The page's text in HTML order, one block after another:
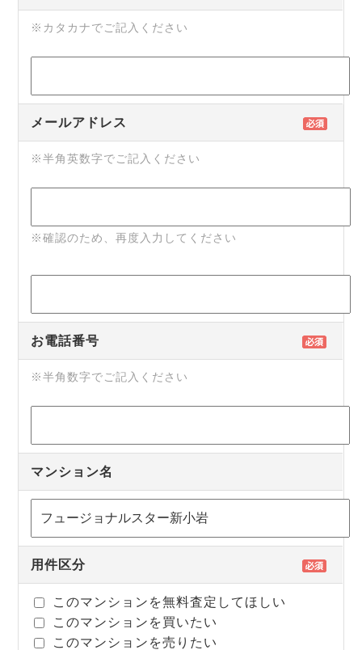
※カタカナでご記入ください
メールアドレス
※半角英数字でご記入ください
※確認のため、再度入力してください
お電話番号
※半角数字でご記入ください
マンション名
用件区分
このマンションを無料査定してほしい
このマンションを買いたい
このマンションを売りたい